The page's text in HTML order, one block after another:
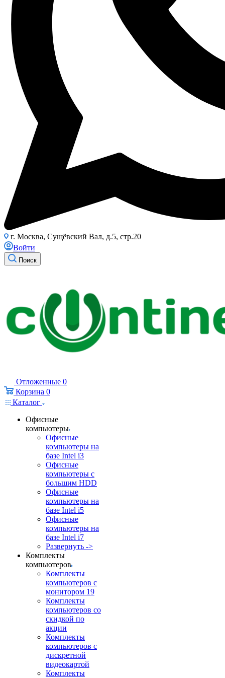
г. Москва, Сущёвский Вал, д.5, стр.20
Войти
Поиск
Отложенные 0
Корзина 0
Каталог
Офисные
компьютеры
Офисные
компьютеры на
базе Intel i3
Офисные
компьютеры с
большим HDD
Офисные
компьютеры на
базе Intel i5
Офисные
компьютеры на
базе Intel i7
Развернуть ->
Комплекты
компьютеров
Комплекты
компьютеров с
монитором 19
Комплекты
компьютеров со
скидкой по
акции
Комплекты
компьютеров с
дискретной
видеокартой
Комплекты